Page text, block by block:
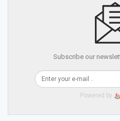
Subscribe our
Powered by